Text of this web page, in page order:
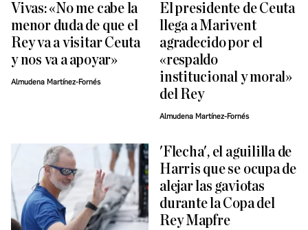
Vivas: «No me cabe la
menor duda de que el
Rey va a visitar Ceuta
y nos va a apoyar»
Almudena Martínez-Fornés
El presidente de Ceuta
llega a Marivent
agradecido por el
«respaldo
institucional y moral»
del Rey
Almudena Martínez-Fornés
'Flecha', el aguililla de
Harris que se ocupa de
alejar las gaviotas
durante la Copa del
Rey Mapfre